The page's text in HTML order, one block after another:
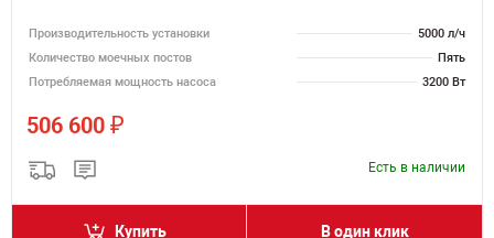
Производительность установки
5000 л/ч
Количество моечных постов
Пять
Потребляемая мощность насоса
3200 Вт
506 600 ₽
Есть в наличии
Купить В один клик